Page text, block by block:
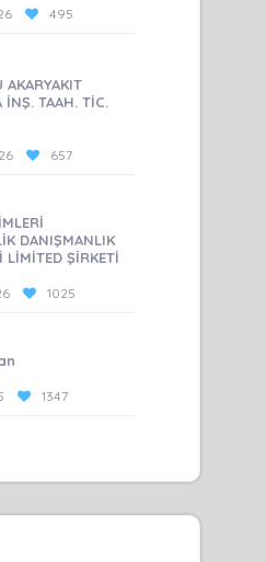
495
AKARYAKIT
İNŞ. TAAH. TİC.
657
DANIŞMANLIK
LİMİTED ŞİRKETİ
1025
1347